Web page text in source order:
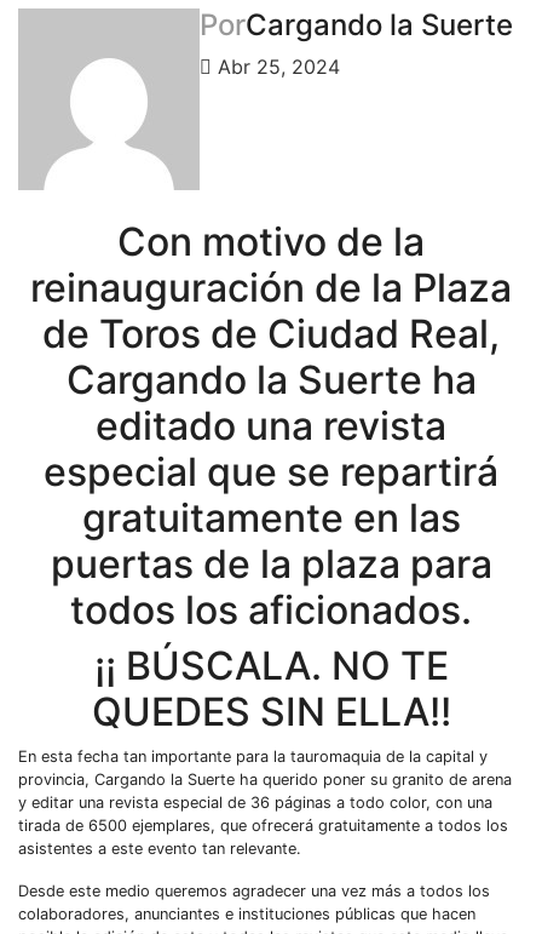
PorCargando la Suerte
Abr 25, 2024
Con motivo de la
reinauguración de la Plaza
de Toros de Ciudad Real,
Cargando la Suerte ha
editado una revista
especial que se repartirá
gratuitamente en las
puertas de la plaza para
todos los aficionados.
¡¡ BÚSCALA. NO TE
QUEDES SIN ELLA!!
En esta fecha tan importante para la tauromaquia de la capital y
provincia, Cargando la Suerte ha querido poner su granito de arena
y editar una revista especial de 36 páginas a todo color, con una
tirada de 6500 ejemplares, que ofrecerá gratuitamente a todos los
asistentes a este evento tan relevante.
Desde este medio queremos agradecer una vez más a todos los
colaboradores, anunciantes e instituciones públicas que hacen